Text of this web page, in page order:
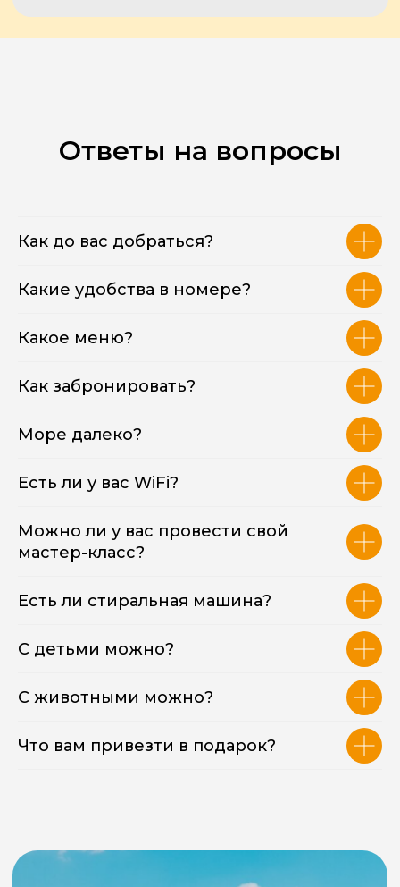
Ответы на вопросы
Как до вас добраться?
Какие удобства в номере?
Какое меню?
Как забронировать?
Море далеко?
Есть ли у вас WiFi?
Можно ли у вас провести свой
мастер-класс?
Есть ли стиральная машина?
С детьми можно?
С животными можно?
Что вам привезти в подарок?
оставьте свой контакт, наш
специалист свяжется с вами и
ОСТАЛИСЬ
ВОПРОСЫ?
yogacmexa
Карта сайта
Ежедневно с 8:00 до 20:00